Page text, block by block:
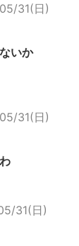
31(日)
いか
31(日)
31(日)